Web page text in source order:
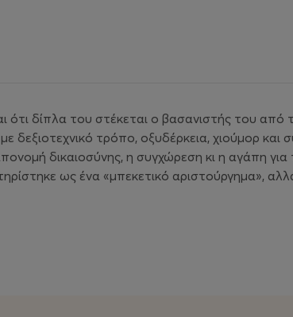
δίπλα του στέκεται ο βασανιστής του από
τρόπο, οξυδέρκεια, χιούμορ και
δικαιοσύνης, η συγχώρεση κι η αγάπη για
ως ένα «μπεκετικό αριστούργημα»,